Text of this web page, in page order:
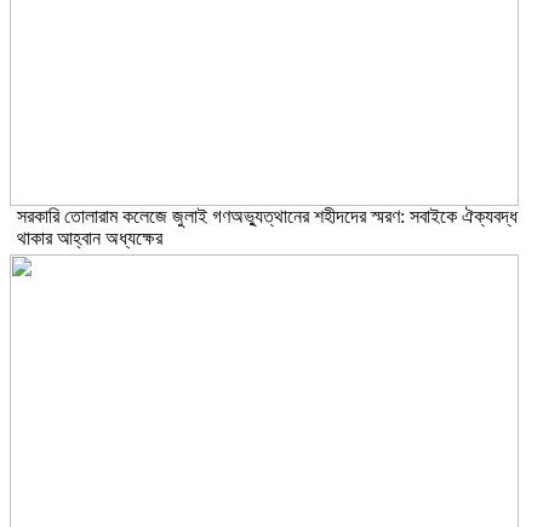
সরকারি তোলারাম কলেজে জুলাই গণঅভ্যুত্থানের শহীদদের স্মরণ: সবাইকে ঐক্যবদ্ধ
থাকার আহ্বান অধ্যক্ষের